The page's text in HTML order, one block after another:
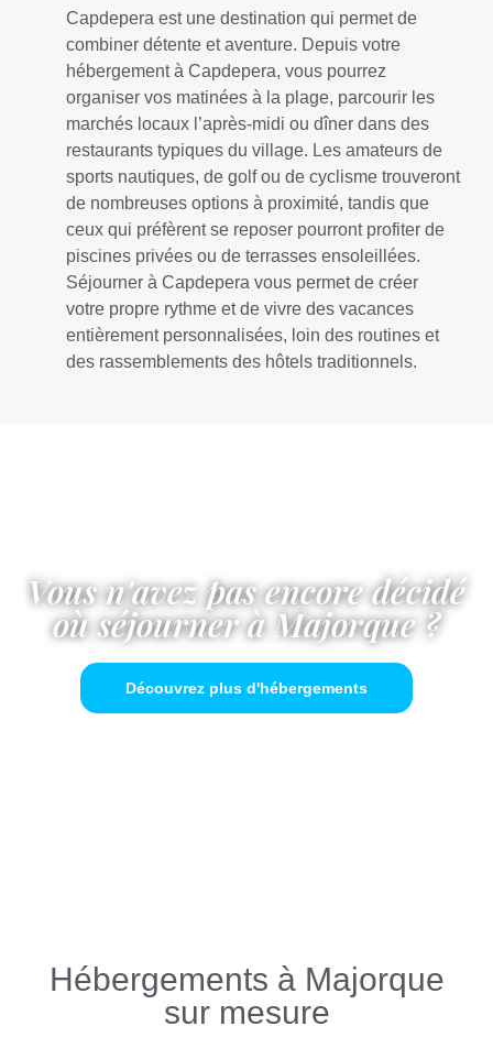
Capdepera est une destination qui permet de
combiner détente et aventure. Depuis votre
hébergement à Capdepera, vous pourrez
organiser vos matinées à la plage, parcourir les
marchés locaux l’après-midi ou dîner dans des
restaurants typiques du village. Les amateurs de
sports nautiques, de golf ou de cyclisme trouveront
de nombreuses options à proximité, tandis que
ceux qui préfèrent se reposer pourront profiter de
piscines privées ou de terrasses ensoleillées.
Séjourner à Capdepera vous permet de créer
votre propre rythme et de vivre des vacances
entièrement personnalisées, loin des routines et
des rassemblements des hôtels traditionnels.
Vous n'avez pas encore décidé
où séjourner à Majorque ?
Découvrez plus d'hébergements
Hébergements à Majorque
sur mesure